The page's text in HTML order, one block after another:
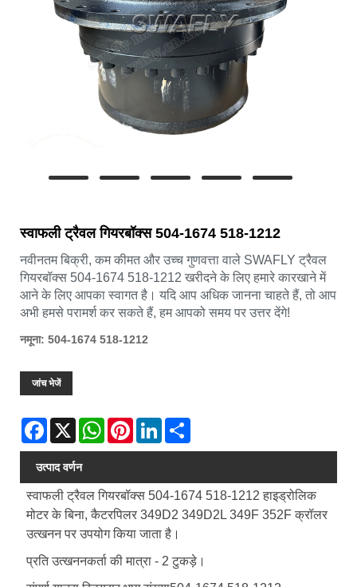
स्वाफली ट्रैवल गियरबॉक्स 504-1674 518-1212
नवीनतम बिक्री, कम कीमत और उच्च गुणवत्ता वाले SWAFLY ट्रैवल
गियरबॉक्स 504-1674 518-1212 खरीदने के लिए हमारे कारखाने में
आने के लिए आपका स्वागत है। यदि आप अधिक जानना चाहते हैं, तो आप
अभी हमसे परामर्श कर सकते हैं, हम आपको समय पर उत्तर देंगे!
नमूना: 504-1674 518-1212
जांच भेजें
Facebook
X WhatsAppPinterestLinkedIn
उत्पाद वर्णन
स्वाफली ट्रैवल गियरबॉक्स 504-1674 518-1212हाइड्रोलिक
मोटर के बिना, कैटरपिलर 349D2 349D2L 349F 352F क्रॉलर
उत्खनन पर उपयोग किया जाता है।
प्रति उत्खननकर्ता की मात्रा - 2 टुकड़े।